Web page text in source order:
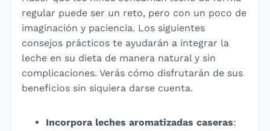
regular puede ser un reto, pero con un poco de
imaginación y paciencia. Los siguientes
consejos prácticos te ayudarán a integrar la
leche en su dieta de manera natural y sin
complicaciones. Verás cómo disfrutarán de sus
beneficios sin siquiera darse cuenta.
Incorpora leches aromatizadas caseras: